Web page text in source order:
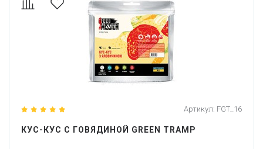
Артикул: FGT_16
КУС-КУС С ГОВЯДИНОЙ GREEN TRAMP